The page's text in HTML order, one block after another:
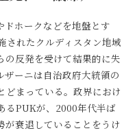
ドホークなどを地盤とす
されたクルディスタン地域
の反発を受けて結果的に失
ーニは自治政府大統領の
どまっている。政界におけ
るPUKが、2000年代半ば
が衰退していることをうけ